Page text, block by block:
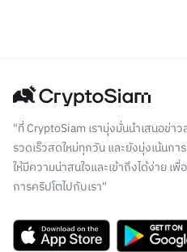
"ที่ CryptoSiam เรามุ่งมั่นนำเสนอข่า
รวดเร็วสดใหม่ทุกวัน และยังมุ่งเน้นกา
ให้มีความน่าสนใจและเข้าถึงได้ง่าย เ
การคริปโตไปกับเรา"